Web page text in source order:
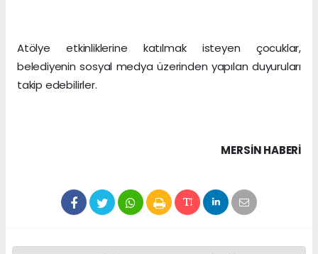
Atölye etkinliklerine katılmak isteyen çocuklar,
belediyenin sosyal medya üzerinden yapılan duyuruları
takip edebilirler.
MERSIN HABERİ